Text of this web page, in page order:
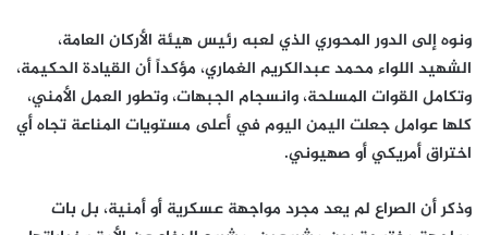
ونوه إلى الدور المحوري الذي لعبه رئيس هيئة الأركان العامة،
الشهيد اللواء محمد عبدالكريم الغماري، مؤكداً أن القيادة الحكيمة،
وتكامل القوات المسلحة، وانسجام الجبهات، وتطور العمل الأمني،
كلها عوامل جعلت اليمن اليوم في أعلى مستويات المناعة تجاه أي
اختراق أمريكي أو صهيوني.
وذكر أن الصراع لم يعد مجرد مواجهة عسكرية أو أمنية، بل بات